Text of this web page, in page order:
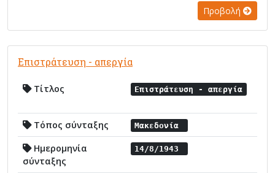
Προβολή
Επιστράτευση - απεργία
Τίτλος Επιστράτευση - απεργία
Τόπος σύνταξης Μακεδονία
Ημερομηνία
σύνταξης
14/8/1943